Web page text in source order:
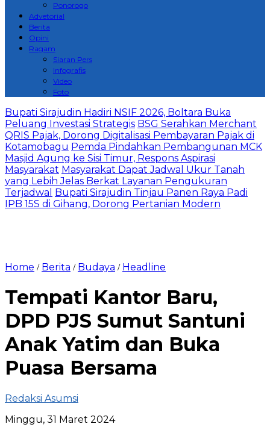
Ponorogo
Advetorial
Berita
Opini
Ragam
Siaran Pers
Infografis
Video
Foto
Bupati Sirajudin Hadiri NSIF 2026, Boltara Buka
Peluang Investasi Strategis ‎BSG Serahkan Merchant
QRIS Pajak, Dorong Digitalisasi Pembayaran Pajak di
Kotamobagu Pemda Pindahkan Pembangunan MCK
Masjid Agung ke Sisi Timur, Respons Aspirasi
Masyarakat Masyarakat Dapat Jadwal Ukur Tanah
yang Lebih Jelas Berkat Layanan Pengukuran
Terjadwal Bupati Sirajudin Tinjau Panen Raya Padi
IPB 15S di Gihang, Dorong Pertanian Modern
Home / Berita / Budaya / Headline
Tempati Kantor Baru,
DPD PJS Sumut Santuni
Anak Yatim dan Buka
Puasa Bersama
Redaksi Asumsi
Minggu, 31 Maret 2024